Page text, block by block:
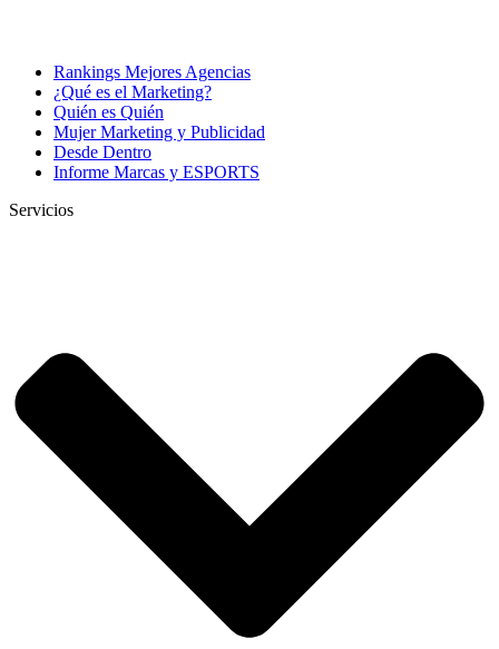
Rankings Mejores Agencias
¿Qué es el Marketing?
Quién es Quién
Mujer Marketing y Publicidad
Desde Dentro
Informe Marcas y ESPORTS
Servicios